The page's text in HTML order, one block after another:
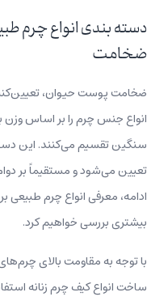
دسته بندی انواع چرم
ضخامت
ضخامت پوست حیوان،
انواع جنس چرم را بر اساس
سنگین تقسیم می‌کنند. این
تعیین می‌شود و مستقیماً بر
ادامه، معرفی انواع چرم
بیشتری بررسی خواهیم کرد.
با توجه به مقاومت بالای
ساخت انواع کیف چرم زنانه